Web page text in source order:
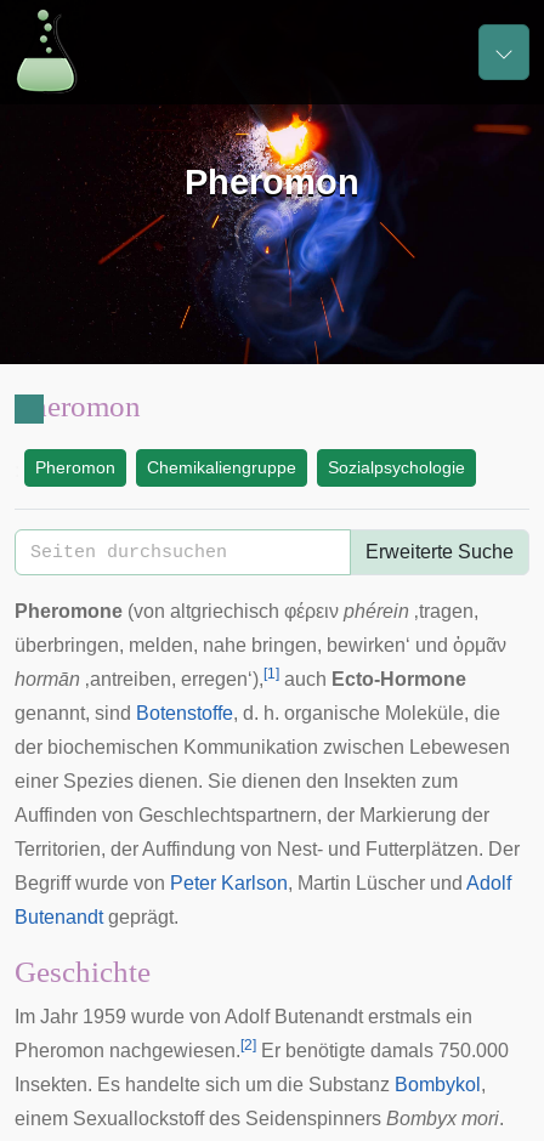
Pheromon
Pheromon
Pheromon Chemikaliengruppe Sozialpsychologie
Erweiterte Suche
Pheromone (von altgriechisch φέρειν phérein ‚tragen,
überbringen, melden, nahe bringen, bewirken‘ und ὁρμᾶν
hormān ‚antreiben, erregen‘), [1] auch Ecto-Hormone
genannt, sind Botenstoffe, d. h. organische Moleküle, die
der biochemischen Kommunikation zwischen Lebewesen
einer Spezies dienen. Sie dienen den Insekten zum
Auffinden von Geschlechtspartnern, der Markierung der
Territorien, der Auffindung von Nest- und Futterplätzen. Der
Begriff wurde von Peter Karlson, Martin Lüscher und Adolf
Butenandtgeprägt.
Geschichte
Im Jahr 1959 wurde von Adolf Butenandt erstmals ein
Pheromon nachgewiesen. [2] Er benötigte damals 750.000
Insekten. Es handelte sich um die Substanz Bombykol ,
einem Sexuallockstoff des Seidenspinners Bombyx mori.